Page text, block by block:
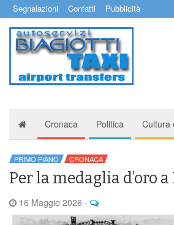
Segnalazioni Contatti Pubblicità
Cronaca Politica Cultura
PRIMO PIANO CRONACA
Per la medaglia d’oro
16 Maggio 2026 -